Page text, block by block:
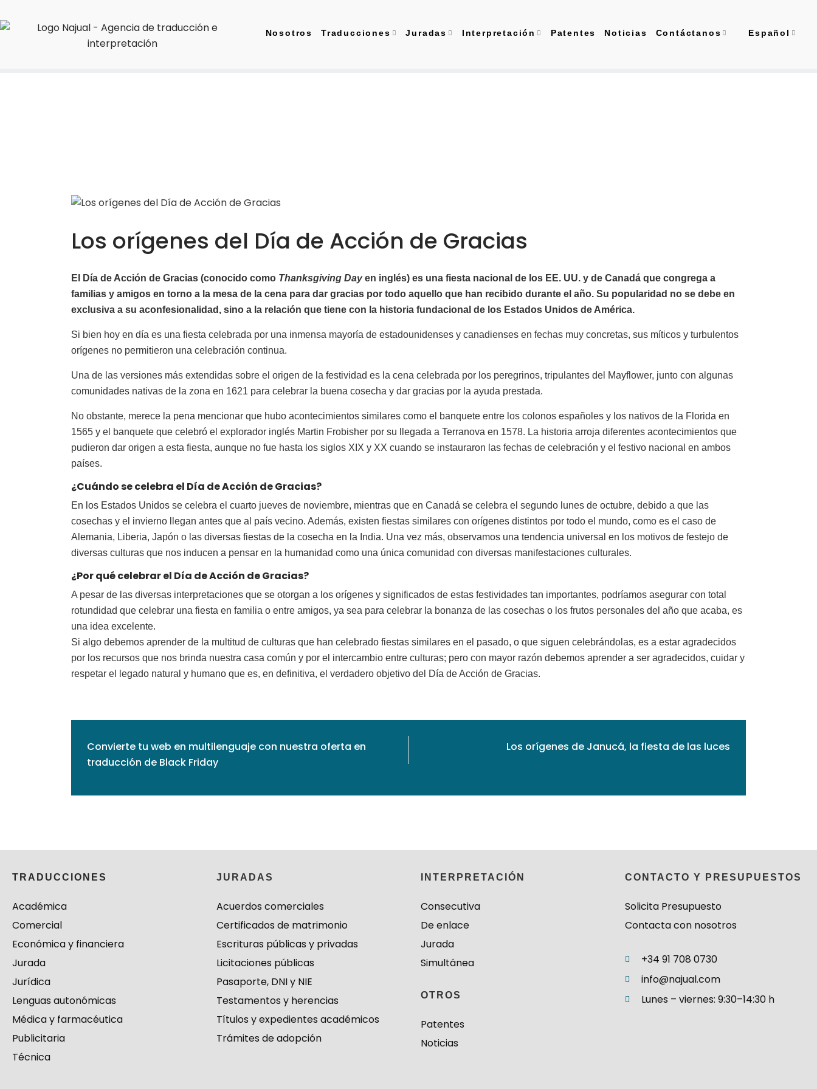
Nosotros Traducciones Juradas Interpretación Patentes Noticias Contáctanos Español
Los orígenes del Día de Acción de Gracias
El Día de Acción de Gracias (conocido como Thanksgiving Dayen inglés) es una fiesta nacional de los EE. UU. y de Canadá que congrega a
familias y amigos en torno a la mesa de la cena para dar gracias por todo aquello que han recibido durante el año. Su popularidad no se debe en
exclusiva a su aconfesionalidad, sino a la relación que tiene con la historia fundacional de los Estados Unidos de América.
Si bien hoy en día es una fiesta celebrada por una inmensa mayoría de estadounidenses y canadienses en fechas muy concretas, sus míticos y turbulentos
orígenes no permitieron una celebración continua.
Una de las versiones más extendidas sobre el origen de la festividad es la cena celebrada por los peregrinos, tripulantes del Mayflower, junto con algunas
comunidades nativas de la zona en 1621 para celebrar la buena cosecha y dar gracias por la ayuda prestada.
No obstante, merece la pena mencionar que hubo acontecimientos similares como el banquete entre los colonos españoles y los nativos de la Florida en
1565 y el banquete que celebró el explorador inglés Martin Frobisher por su llegada a Terranova en 1578. La historia arroja diferentes acontecimientos que
pudieron dar origen a esta fiesta, aunque no fue hasta los siglos XIX y XX cuando se instauraron las fechas de celebración y el festivo nacional en ambos
países.
¿Cuándo se celebra el Día de Acción de Gracias?
En los Estados Unidos se celebra el cuarto jueves de noviembre, mientras que en Canadá se celebra el segundo lunes de octubre, debido a que las
cosechas y el invierno llegan antes que al país vecino. Además, existen fiestas similares con orígenes distintos por todo el mundo, como es el caso de
Alemania, Liberia, Japón o las diversas fiestas de la cosecha en la India. Una vez más, observamos una tendencia universal en los motivos de festejo de
diversas culturas que nos inducen a pensar en la humanidad como una única comunidad con diversas manifestaciones culturales.
¿Por qué celebrar el Día de Acción de Gracias?
A pesar de las diversas interpretaciones que se otorgan a los orígenes y significados de estas festividades tan importantes, podríamos asegurar con total
rotundidad que celebrar una fiesta en familia o entre amigos, ya sea para celebrar la bonanza de las cosechas o los frutos personales del año que acaba, es
una idea excelente.
Si algo debemos aprender de la multitud de culturas que han celebrado fiestas similares en el pasado, o que siguen celebrándolas, es a estar agradecidos
por los recursos que nos brinda nuestra casa común y por el intercambio entre culturas; pero con mayor razón debemos aprender a ser agradecidos, cuidar y
respetar el legado natural y humano que es, en definitiva, el verdadero objetivo del Día de Acción de Gracias.
Convierte tu web en multilenguaje con nuestra oferta en
traducción de Black Friday
Los orígenes de Janucá, la fiesta de las luces
TRADUCCIONES
Académica
Comercial
Económica y financiera
Jurada
Jurídica
Lenguas autonómicas
Médica y farmacéutica
Publicitaria
Técnica
JURADAS
Acuerdos comerciales
Certificados de matrimonio
Escrituras públicas y privadas
Licitaciones públicas
Pasaporte, DNI y NIE
Testamentos y herencias
Títulos y expedientes académicos
Trámites de adopción
INTERPRETACIÓN
Consecutiva
De enlace
Jurada
Simultánea
OTROS
Patentes
Noticias
CONTACTO Y PRESUPUESTOS
Solicita Presupuesto
Contacta con nosotros
+34 91 708 0730
info@najual.com
Lunes – viernes: 9:30–14:30 h